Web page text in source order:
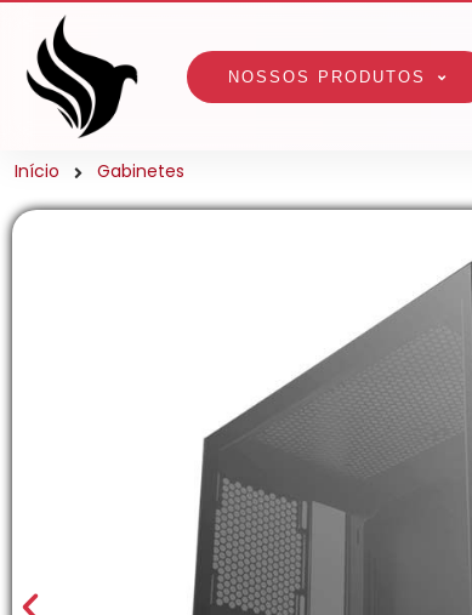
NOSSOS PRODUTOS
Início Gabinetes